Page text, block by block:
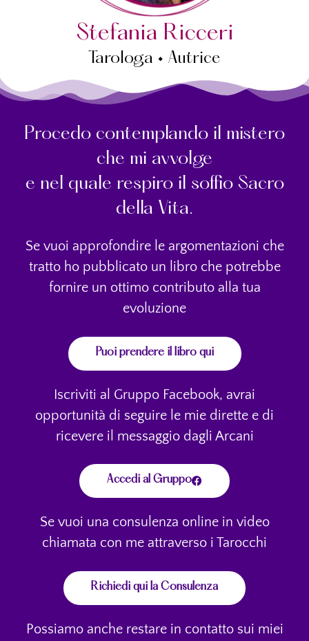
Stefania Ricceri
Tarologa • Autrice
Procedo contemplando il mistero
che mi avvolge
e nel quale respiro il soffio Sacro
della Vita.
Se vuoi approfondire le argomentazioni che
tratto ho pubblicato un libro che potrebbe
fornire un ottimo contributo alla tua
evoluzione
Puoi prendere il libro qui
Iscriviti al Gruppo Facebook, avrai
opportunità di seguire le mie dirette e di
ricevere il messaggio dagli Arcani
Accedi al Gruppo
Se vuoi una consulenza online in video
chiamata con me attraverso i Tarocchi
Richiedi qui la Consulenza
Possiamo anche restare in contatto sui miei